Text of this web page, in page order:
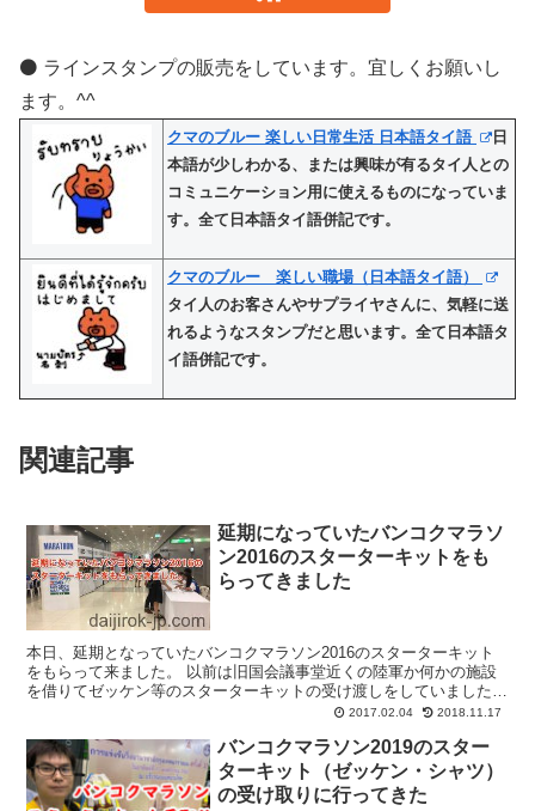
⚫️ ラインスタンプの販売をしています。宜しくお願いし
ます。^^
クマのブルー 楽しい日常生活 日本語タイ語
日
本語が少しわかる、または興味が有るタイ人との
コミュニケーション用に使えるものになっていま
す。全て日本語タイ語併記です。
クマのブルー 楽しい職場（日本語タイ語）
タイ人のお客さんやサプライヤさんに、気軽に送
れるようなスタンプだと思います。全て日本語タ
イ語併記です。
関連記事
延期になっていたバンコクマラソ
ン2016のスターターキットをも
らってきました
本日、延期となっていたバンコクマラソン2016のスターターキット
をもらって来ました。 以前は旧国会議事堂近くの陸軍か何かの施設
を借りてゼッケン等のスターターキットの受け渡しをしていました
が、今年はエアポートリンク「マッカサン駅」がスターター...
2017.02.04 2018.11.17
バンコクマラソン2019のスター
ターキット（ゼッケン・シャツ）
の受け取りに行ってきた